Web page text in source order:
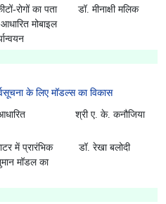
रोगों का पता
मोबाइल
डॉ. मीनाक्षी मलिक
के लिए मॉडल्स का विकास
श्री ए. के. कनौजिया
में प्रारंभिक
मॉडल का
डॉ. रेखा बलोदी